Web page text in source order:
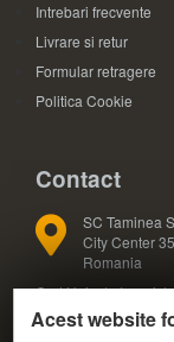
Intrebari frecvente
Livrare si retur
Formular retragere
Politica Cookie
Contact
SC Taminea
City Center
Romania
Cod Unic de
Registrul
Acest website